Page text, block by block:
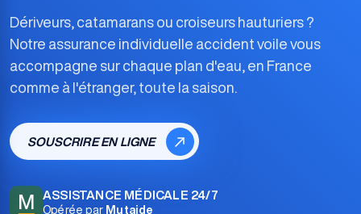
Dériveurs, catamarans ou croiseurs hauturiers ?
Notre assurance individuelle accident voile vous
accompagne sur chaque plan d'eau, en France
comme à l'étranger, toute la saison.
SOUSCRIRE EN LIGNE
M ASSISTANCE MÉDICALE 24/7
Opérée par Mutaide